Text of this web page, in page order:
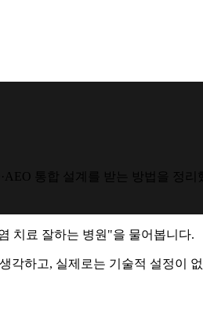
통합 설계를 받는 방법을 정리
치료 잘하는 병원"을 물어봅니다.
하고, 실제로는 기술적 설정이